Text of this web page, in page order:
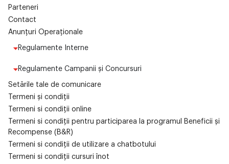
Parteneri
Contact
Anunțuri Operaționale
Regulamente Interne
Regulamente Campanii și Concursuri
Setările tale de comunicare
Termeni și condiții
Termeni si condiții online
Termeni si condiții pentru participarea la programul Beneficii și
Recompense (B&R)
Termeni si condiții de utilizare a chatbotului
Termeni si condiții cursuri înot